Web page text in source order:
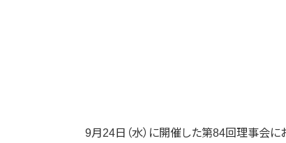
9月24日（水）に開催した第84回理事会